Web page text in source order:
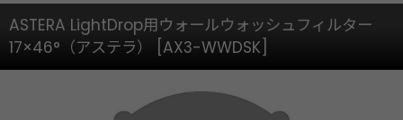
ASTERA LightDrop用ウォールウォッシュフィルター
17×46°（アステラ）
AX3-WWDSK